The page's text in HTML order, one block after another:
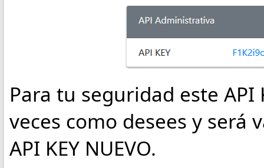
Para tu seguridad este
veces como desees y será
API KEY NUEVO.